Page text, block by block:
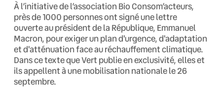
À l’initiative de l’association Bio Consom’acteurs,
près de 1000 personnes ont signé une lettre
ouverte au président de la République, Emmanuel
Macron, pour exiger un plan d'urgence, d'adaptation
et d'atténuation face au réchauffement climatique.
Dans ce texte que Vert publie en exclusivité, elles et
ils appellent à une mobilisation nationale le 26
septembre.